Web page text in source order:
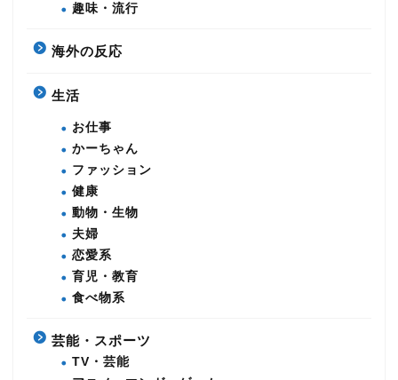
趣味・流行
海外の反応
生活
お仕事
かーちゃん
ファッション
健康
動物・生物
夫婦
恋愛系
育児・教育
食べ物系
芸能・スポーツ
TV・芸能